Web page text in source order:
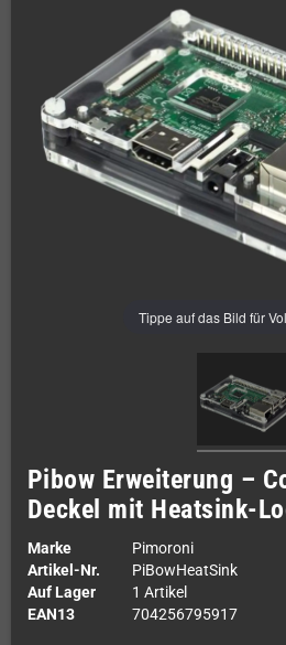
Tippe auf das Bild für
Pibow Erweiterung –
Deckel mit Heatsink-
Marke
Pimoroni
Artikel-Nr.
PiBowHeatSink
Auf Lager
1 Artikel
EAN13
704256795917